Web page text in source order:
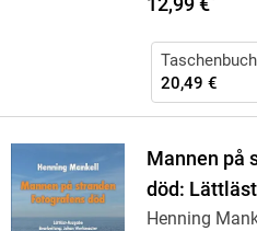
Taschenbuch
20,49 €
Mannen på
död:
Henning